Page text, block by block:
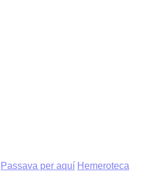
Passava per aquí Hemeroteca